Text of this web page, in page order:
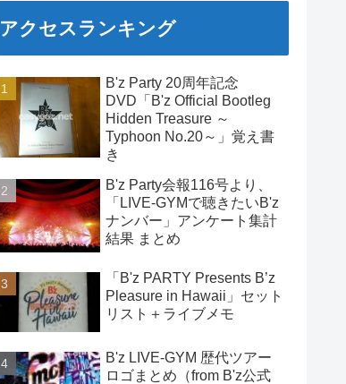
アクセスランキング
B'z Party 20周年記念
DVD「B'z Official Bootleg
Hidden Treasure ～
Typhoon No.20～」覚え書
き
B'z Party会報116号より、
「LIVE-GYMで聴きたいB'z
ナンバー」アンケート集計
結果 まとめ
「B'z PARTY Presents B’z
Pleasure in Hawaii」セット
リスト＋ライブメモ
B'z LIVE-GYM 歴代ツアー
ロゴまとめ（from B'z公式